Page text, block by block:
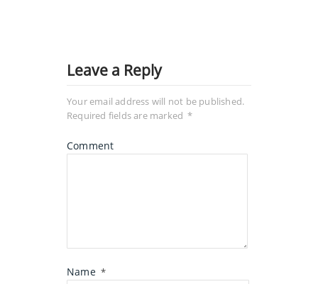
Leave a Reply
Your email address will not be published.
Required fields are marked *
Comment
Name *